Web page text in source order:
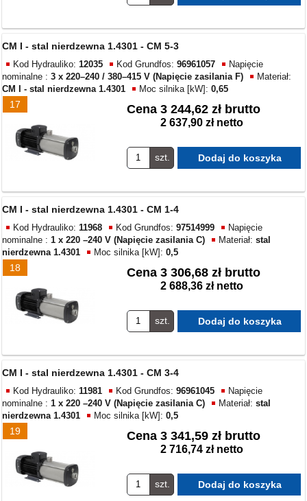
17
CM I - stal nierdzewna 1.4301 - CM 5-3
Kod Hydrauliko:12035 Kod Grundfos:96961057
Napięcie
nominalne :3 x 220–240 / 380–415 V (Napięcie zasilania F)
Materiał:
CM I - stal nierdzewna 1.4301
Moc silnika [kW]:0,65
Cena 3 244,62 zł brutto
2 637,90 zł netto
szt.
18
CM I - stal nierdzewna 1.4301 - CM 1-4
Kod Hydrauliko:11968 Kod Grundfos:97514999
Napięcie
nominalne :1 x 220 –240 V (Napięcie zasilania C) Materiał:stal
nierdzewna 1.4301
Moc silnika [kW]:0,5
Cena 3 306,68 zł brutto
2 688,36 zł netto
szt.
19
CM I - stal nierdzewna 1.4301 - CM 3-4
Kod Hydrauliko:11981 Kod Grundfos:96961045
Napięcie
nominalne :1 x 220 –240 V (Napięcie zasilania C) Materiał:stal
nierdzewna 1.4301
Moc silnika [kW]:0,5
Cena 3 341,59 zł brutto
2 716,74 zł netto
szt.